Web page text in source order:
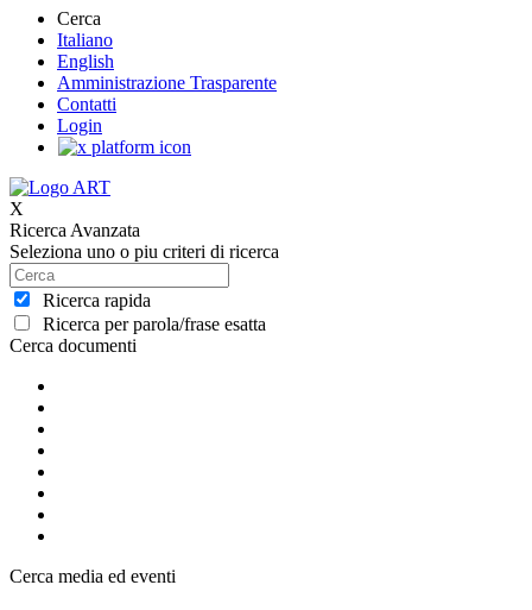
Cerca
Italiano
English
Amministrazione Trasparente
Contatti
Login
X
Ricerca Avanzata
Seleziona uno o piu criteri di ricerca
Ricerca rapida
Ricerca per parola/frase esatta
Cerca documenti
Cerca media ed eventi